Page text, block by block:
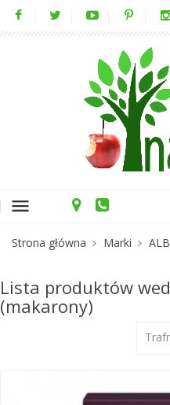
menu
Strona główna Marki
Lista produktów
(makarony)